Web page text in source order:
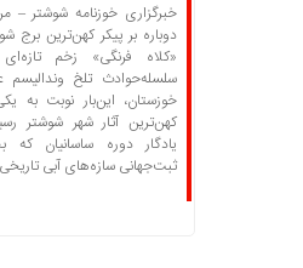
دوباره بر پیکر کهن‌ترین برج
«کلاه فرنگی» زخم
سلسله‌حوادث تلخ وندالیسم
خوزستان، این‌بار نوبت به
کهن‌ترین آثار شهر شوشتر
یادگار دوره ساسانیان
ثبت‌جهانی سازه‌های آبی